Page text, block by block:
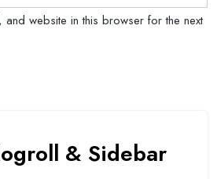
and website in this browser for the next
& Sidebar